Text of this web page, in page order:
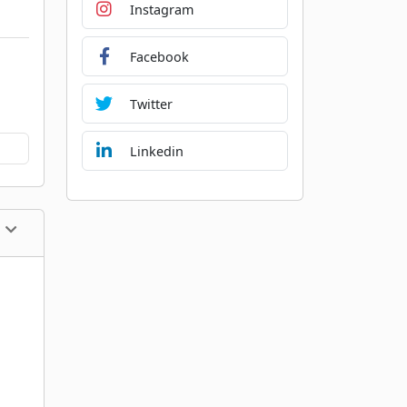
Instagram
Facebook
Twitter
Linkedin